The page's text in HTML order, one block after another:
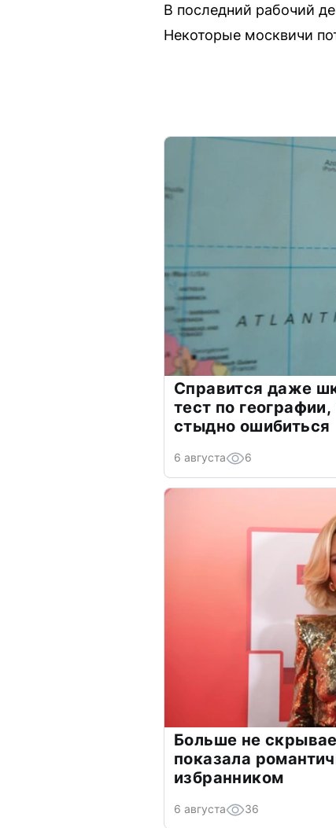
В последний рабочий
Некоторые москвичи
Справится даже
тест по
стыдно ошибиться
6 августа 6
Больше не
показала
избранником
6 августа 36